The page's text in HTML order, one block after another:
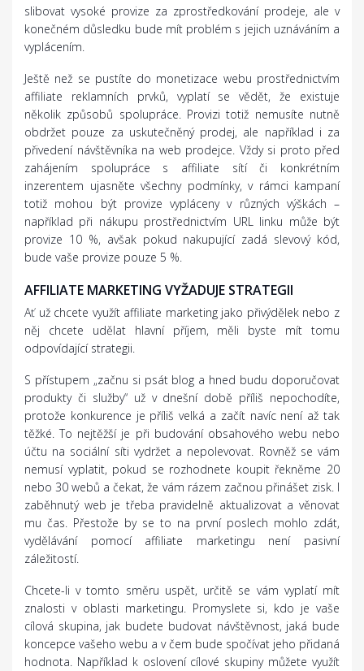
slibovat vysoké provize za zprostředkování prodeje, ale v
konečném důsledku bude mít problém s jejich uznáváním a
vyplácením.
Ještě než se pustíte do monetizace webu prostřednictvím
affiliate reklamních prvků, vyplatí se vědět, že existuje
několik způsobů spolupráce. Provizi totiž nemusíte nutně
obdržet pouze za uskutečněný prodej, ale například i za
přivedení návštěvníka na web prodejce. Vždy si proto před
zahájením spolupráce s affiliate sítí či konkrétním
inzerentem ujasněte všechny podmínky, v rámci kampaní
totiž mohou být provize vypláceny v různých výškách –
například při nákupu prostřednictvím URL linku může být
provize 10 %, avšak pokud nakupující zadá slevový kód,
bude vaše provize pouze 5 %.
AFFILIATE MARKETING VYŽADUJE STRATEGII
Ať už chcete využít affiliate marketing jako přivýdělek nebo z
něj chcete udělat hlavní příjem, měli byste mít tomu
odpovídající strategii.
S přístupem „začnu si psát blog a hned budu doporučovat
produkty či služby“ už v dnešní době příliš nepochodíte,
protože konkurence je příliš velká a začít navíc není až tak
těžké. To nejtěžší je při budování obsahového webu nebo
účtu na sociální síti vydržet a nepolevovat. Rovněž se vám
nemusí vyplatit, pokud se rozhodnete koupit řekněme 20
nebo 30 webů a čekat, že vám rázem začnou přinášet zisk. I
zaběhnutý web je třeba pravidelně aktualizovat a věnovat
mu čas. Přestože by se to na první poslech mohlo zdát,
vydělávání pomocí affiliate marketingu není pasivní
záležitostí.
Chcete-li v tomto směru uspět, určitě se vám vyplatí mít
znalosti v oblasti marketingu. Promyslete si, kdo je vaše
cílová skupina, jak budete budovat návštěvnost, jaká bude
koncepce vašeho webu a v čem bude spočívat jeho přidaná
hodnota. Například k oslovení cílové skupiny můžete využít